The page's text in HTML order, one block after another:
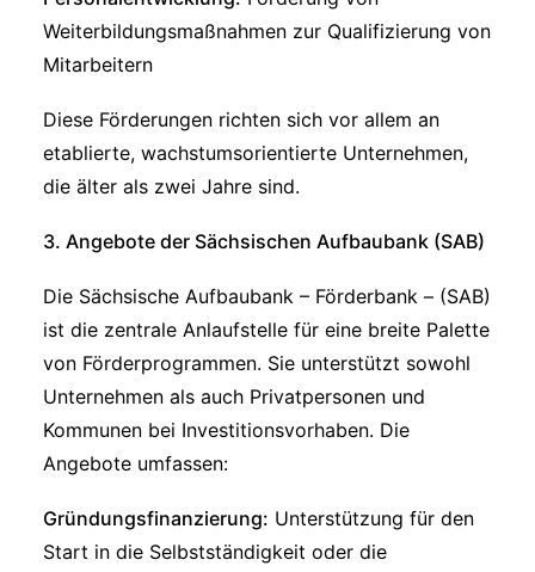
Weiterbildungsmaßnahmen zur Qualifizierung von
Mitarbeitern
Diese Förderungen richten sich vor allem an
etablierte, wachstumsorientierte Unternehmen,
die älter als zwei Jahre sind.
3. Angebote der Sächsischen Aufbaubank (SAB)
Die Sächsische Aufbaubank – Förderbank – (SAB)
ist die zentrale Anlaufstelle für eine breite Palette
von Förderprogrammen. Sie unterstützt sowohl
Unternehmen als auch Privatpersonen und
Kommunen bei Investitionsvorhaben. Die
Angebote umfassen:
Gründungsfinanzierung: Unterstützung für den
Start in die Selbstständigkeit oder die